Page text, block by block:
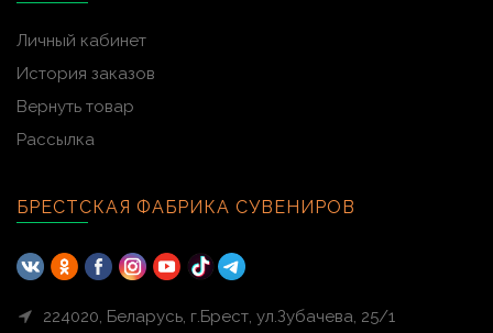
Личный кабинет
История заказов
Вернуть товар
Рассылка
БРЕСТСКАЯ ФАБРИКА СУВЕНИРОВ
224020, Беларусь, г.Брест, ул.Зубачева, 25/1